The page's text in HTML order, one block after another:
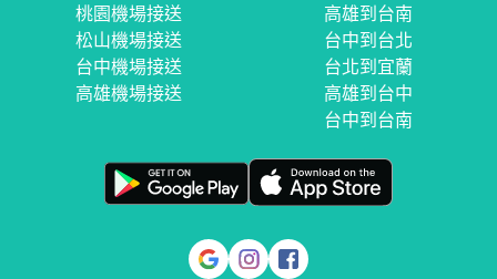
桃園機場接送
松山機場接送
台中機場接送
高雄機場接送
高雄到台南
台中到台北
台北到宜蘭
高雄到台中
台中到台南